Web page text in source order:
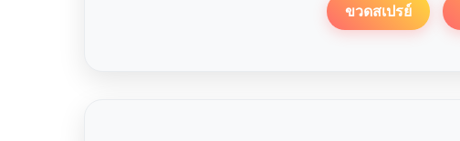
ขวดสเปรย์